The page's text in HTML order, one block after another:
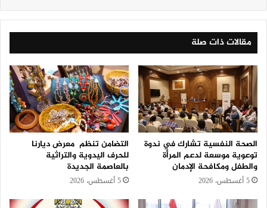
مقالات ذات صلة
الصحة النفسية تشارك في ندوة
توعوية موسعة لدعم المرأة
والطفل ومكافحة الإدمان
5 أغسطس، 2026
التضامن تنظم معرض ديارنا
للحرف اليدوية والتراثية
بالعاصمة الجديدة
5 أغسطس، 2026